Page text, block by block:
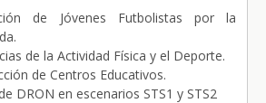
de Jóvenes Futbolistas por la
de la Actividad Física y el Deporte.
de Centros Educativos.
DRON en escenarios STS1 y STS2